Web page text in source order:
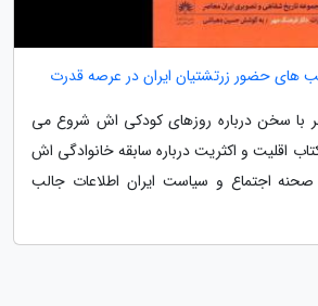
های حضور زرتشتیان ایران در عرصه قدرت
با سخن درباره روزهای کودکی اش شروع می
اقلیت و اکثریت درباره سابقه خانوادگی اش
اجتماع و سیاست ایران اطلاعات جالب